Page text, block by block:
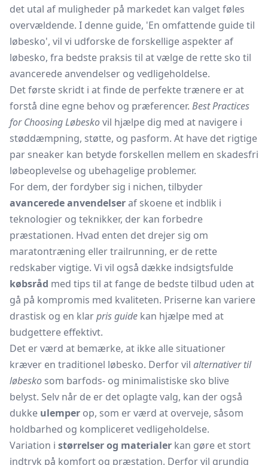
det utal af muligheder på markedet kan valget føles
overvældende. I denne guide, 'En omfattende guide til
løbesko', vil vi udforske de forskellige aspekter af
løbesko, fra bedste praksis til at vælge de rette sko til
avancerede anvendelser og vedligeholdelse.
Det første skridt i at finde de perfekte trænere er at
forstå dine egne behov og præferencer. Best Practices
for Choosing Løbeskovil hjælpe dig med at navigere i
støddæmpning, støtte, og pasform. At have det rigtige
par sneaker kan betyde forskellen mellem en skadesfri
løbeoplevelse og ubehagelige problemer.
For dem, der fordyber sig i nichen, tilbyder
avancerede anvendelseraf skoene et indblik i
teknologier og teknikker, der kan forbedre
præstationen. Hvad enten det drejer sig om
maratontræning eller trailrunning, er de rette
redskaber vigtige. Vi vil også dække indsigtsfulde
købsråd med tips til at fange de bedste tilbud uden at
gå på kompromis med kvaliteten. Priserne kan variere
drastisk og en klarpris guide kan hjælpe med at
budgettere effektivt.
Det er værd at bemærke, at ikke alle situationer
kræver en traditionel løbesko. Derfor vil alternativer til
løbesko som barfods- og minimalistiske sko blive
belyst. Selv når de er det oplagte valg, kan der også
dukke ulemper op, som er værd at overveje, såsom
holdbarhed og kompliceret vedligeholdelse.
Variation i størrelser og materialer kan gøre et stort
indtryk på komfort og præstation. Derfor vil grundig